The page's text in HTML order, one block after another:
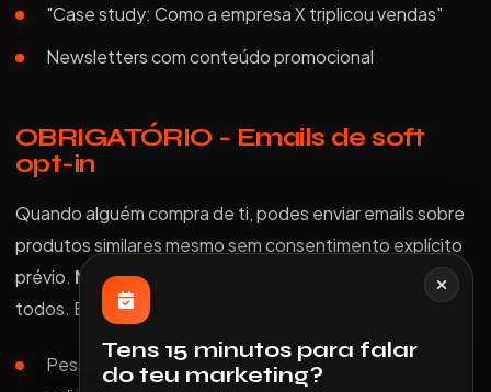
"Case study: Como a empresa X triplicou vendas"
Newsletters com conteúdo promocional
OBRIGATÓRIO - Emails de soft
opt-in
Quando alguém compra de ti, podes enviar emails sobre
produtos similares mesmo sem consentimento explícito
prévio. Masainda assim precisas de unsubscribe em
todos. Exemplo:
Pessoa compra um livro sobre fotografia na tua loja
Tens 15 minutos para falar
do teu marketing?